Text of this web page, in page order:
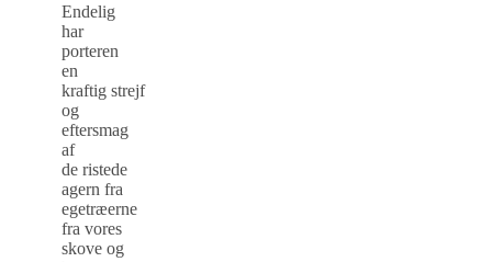
Endelig
har
porteren
en
kraftig strejf
og
eftersmag
af
de ristede
agern fra
egetræerne
fra vores
skove og